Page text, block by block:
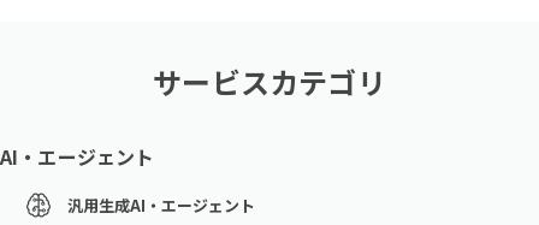
サービスカテゴリ
AI・エージェント
汎用生成AI・エージェント